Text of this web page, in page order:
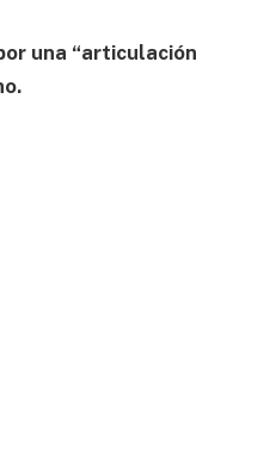
una “articulación